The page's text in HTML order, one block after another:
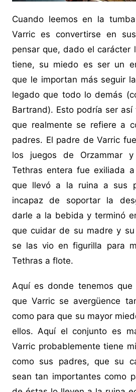
Cuando leemos en la
Varric es convertirse en
pensar que, dado el carácter
tiene, su miedo es ser un
que le importan más seguir
legado que todo lo demás
Bartrand). Esto podría ser
que realmente se refiere a
padres. El padre de Varric
los juegos de Orzammar
Tethras entera fue exiliada
que llevó a la ruina a sus
incapaz de soportar la
darle a la bebida y terminó
que cuidar de su madre y su
se las vio en figurilla para
Tethras a flote.
Aquí es donde tenemos
que Varric se avergüence
como para que su mayor
ellos. Aquí el conjunto es
Varric probablemente tiene
como sus padres, que su
sean tan importantes como